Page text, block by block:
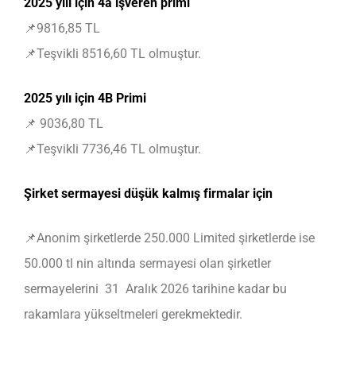
📌9816,85 TL
📌Teşvikli 8516,60 TL olmuştur.
2025 yılı için 4B Primi
📌 9036,80 TL
📌Teşvikli 7736,46 TL olmuştur.
Şirket sermayesi düşük kalmış firmalar için
📌Anonim şirketlerde 250.000 Limited şirketlerde ise
50.000 tl nin altında sermayesi olan şirketler
sermayelerini 31 Aralık 2026 tarihine kadar bu
rakamlara yükseltmeleri gerekmektedir.